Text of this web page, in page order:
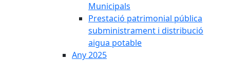
Municipals
Prestació patrimonial pública
subministrament i distribució
aigua potable
Any 2025